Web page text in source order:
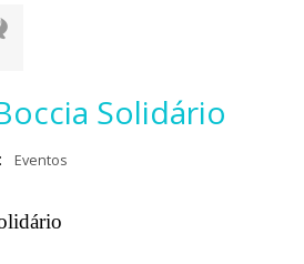
Solidário
Eventos